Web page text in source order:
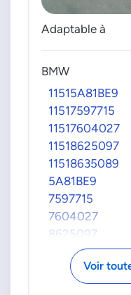
Adaptable à
BMW
11515A81BE9
11517597715
11517604027
11518625097
11518635089
5A81BE9
7597715
7604027
8625097
8635089
Voir